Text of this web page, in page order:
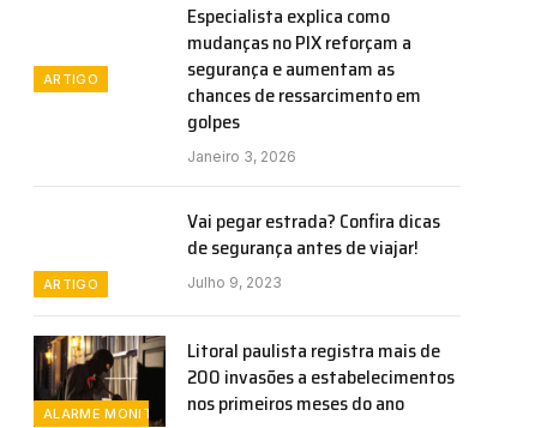
ARTIGO
Especialista explica como
mudanças no PIX reforçam a
segurança e aumentam as
chances de ressarcimento em
golpes
Janeiro 3, 2026
ARTIGO
Vai pegar estrada? Confira dicas
de segurança antes de viajar!
Julho 9, 2023
ALARME MONITORADO
Litoral paulista registra mais de
200 invasões a estabelecimentos
nos primeiros meses do ano